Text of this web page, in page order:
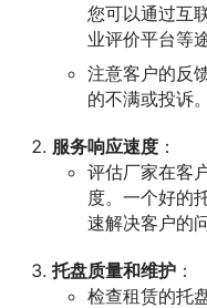
您可以通过互
业评价平台等
注意客户的反
的不满或投诉。
服务响应速度 ：
评估厂家在客
度。一个好的
速解决客户的问
托盘质量和维护 ：
检查租赁的托